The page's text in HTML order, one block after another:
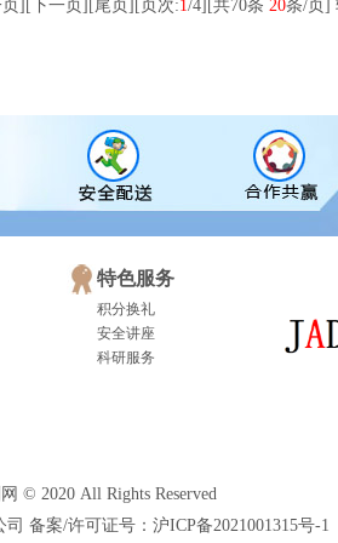
] 下一页 尾页 [页次:1/4] [共70条 20条/页]
特色服务
积分换礼
安全讲座
科研服务
© 2020 All Rights Reserved
备案/许可证号：沪ICP备2021001315号-1